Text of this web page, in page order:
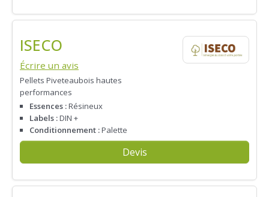
ISECO
Écrire un avis
Pellets Piveteaubois hautes
performances
Essences :Résineux
Labels :DIN +
Conditionnement :Palette
Devis